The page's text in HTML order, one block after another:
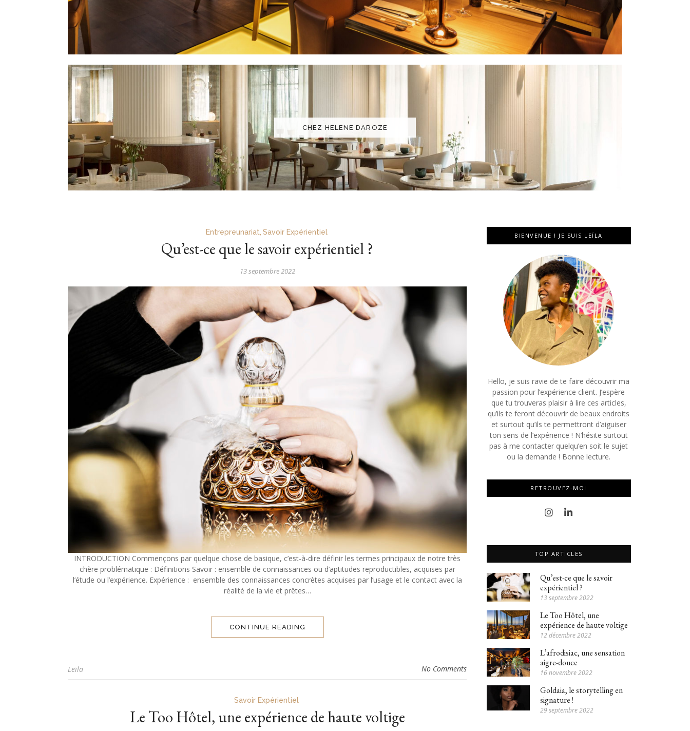
CHEZ HELENE DAROZE
Entrepreunariat Savoir Expérientiel
Qu’est-ce que le savoir expérientiel ?
13 septembre 2022
INTRODUCTION Commençons par quelque chose de basique, c’est-à-dire définir les termes principaux de notre très
chère problématique : Définitions Savoir : ensemble de connaissances ou d’aptitudes reproductibles, acquises par
l’étude ou l’expérience. Expérience : ensemble des connaissances concrètes acquises par l’usage et le contact avec la
réalité de la vie et prêtes…
CONTINUE READING
No Comments
Leïla
Savoir Expérientiel
Le Too Hôtel, une expérience de haute voltige
BIENVENUE ! JE SUIS LEÏLA
Hello, je suis ravie de te faire découvrir ma
passion pour l’expérience client. J’espère
que tu trouveras plaisir à lire ces articles,
qu’ils te feront découvrir de beaux endroits
et surtout qu’ils te permettront d’aiguiser
ton sens de l’expérience ! N’hésite surtout
pas à me contacter quelqu’en soit le sujet
ou la demande ! Bonne lecture.
RETROUVEZ-MOI
TOP ARTICLES
Qu’est-ce que le savoir
expérientiel ?
13 septembre 2022
Le Too Hôtel, une
expérience de haute voltige
12 décembre 2022
L’afrodisiac, une sensation
aigre-douce
16 novembre 2022
Goldaia, le storytelling en
signature !
29 septembre 2022